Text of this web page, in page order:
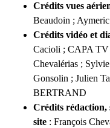
Crédits vues
Beaudoin ;
Crédits vidéo et
Cacioli ; CAPA TV
Chevalérias ;
Gonsolin ; Julien
BERTRAND
Crédits rédaction,
site : François